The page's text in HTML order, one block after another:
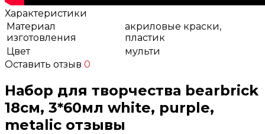
Характеристики
Материал
изготовления
акриловые краски,
пластик
Цвет
мульти
Оставить отзыв 0
Набор для творчества bearbrick
18см, 3*60мл white, purple,
metalic отзывы